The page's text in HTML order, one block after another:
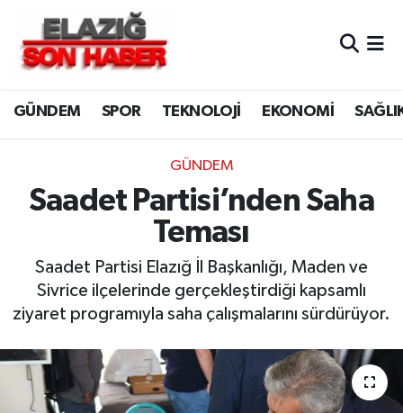
GÜNDEM SPOR TEKNOLOJİ EKONOMİ
GÜNDEM
Saadet Partisi’nden Saha
Teması
Saadet Partisi Elazığ İl Başkanlığı, Maden ve
Sivrice ilçelerinde gerçekleştirdiği kapsamlı
ziyaret programıyla saha çalışmalarını sürdürüyor.
CANLI YAYIN
ASAYİŞ
BİLİM VE TEKNOLOJİ
DÜNYA
EKONOMİ
GENEL
Merkez Hava Durumu
Merkez Trafik Yoğunluk Haritası
Süper Lig Puan Durumu ve Fikstür
Tüm Manşetler
Haber Arşivi